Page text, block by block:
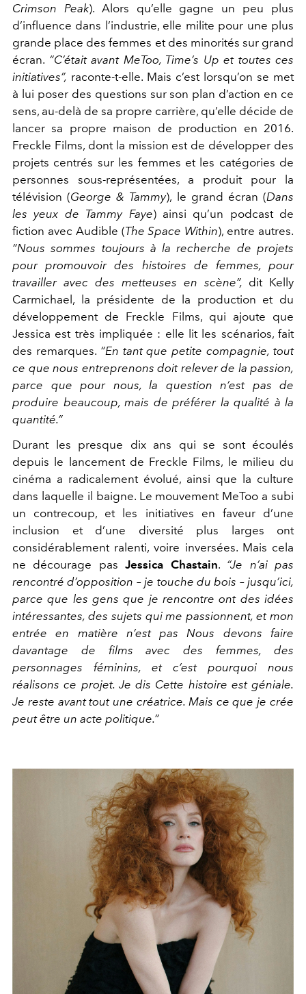
Crimson Peak). Alors qu’elle gagne un peu plus
d’influence dans l’industrie, elle milite pour une plus
grande place des femmes et des minorités sur grand
écran. “C’était avant MeToo, Time’s Up et toutes ces
initiatives”, raconte-t-elle. Mais c’est lorsqu’on se met
à lui poser des questions sur son plan d’action en ce
sens, au-delà de sa propre carrière, qu’elle décide de
lancer sa propre maison de production en 2016.
Freckle Films, dont la mission est de développer des
projets centrés sur les femmes et les catégories de
personnes sous-représentées, a produit pour la
télévision (George & Tammy), le grand écran (Dans
les yeux de Tammy Faye) ainsi qu’un podcast de
fiction avec Audible (The Space Within), entre autres.
“Noussommes toujours à la recherche de projets
pour promouvoir des histoires de femmes, pour
travailler avec des metteuses en scène”, dit Kelly
Carmichael, la présidente de la production et du
développement de Freckle Films, qui ajoute que
Jessica est très impliquée : elle lit les scénarios, fait
des remarques. “En tant que petite compagnie, tout
ce que nous entreprenons doit relever de la passion,
parce que pour nous, la question n’est pas de
produire beaucoup, mais de préférer la qualité à la
quantité.”
Durant les presque dix ans qui se sont écoulés
depuis le lancement de Freckle Films, le milieu du
cinéma a radicalement évolué, ainsi que la culture
dans laquelle il baigne. Le mouvement MeToo a subi
un contrecoup, et les initiatives en faveur d’une
inclusion et d’une diversité plus larges ont
considérablement ralenti, voire inversées. Mais cela
ne décourage pasJessica Chastain. “Je n’ai pas
rencontré d’opposition – je touche du bois – jusqu’ici,
parce que les gens que je rencontre ont des idées
intéressantes, des sujets qui me passionnent, et mon
entrée en matière n’est pas Nous devons faire
davantage de films avec des femmes, des
personnages féminins, et c’est pourquoi nous
réalisons ce projet. Je dis Cette histoire est géniale.
Je reste avant tout une créatrice. Mais ce que je crée
peut être un acte politique.”